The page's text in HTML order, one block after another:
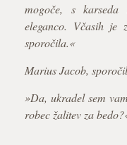
mogoče, s
eleganco. Včasih je
sporočila.«
Marius Jacob,
»Da, ukradel sem
robec žalitev za